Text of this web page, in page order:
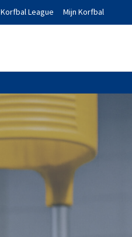
Korfbal League Mijn Korfbal